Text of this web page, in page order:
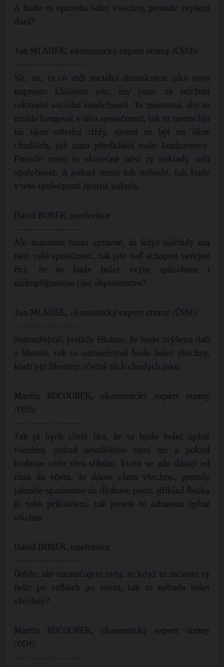
A bude to opravdu bolet všechny, protože zvýšení
daní?
Jan MLÁDEK, ekonomický expert strany /ČSSD/
--------------------
Ne, ne, to co vidí sociální demokracie jako svoji
naprosto klíčovou věc, my jsme za udržení
takzvané sociální soudržnosti. To znamená, aby to
mohlo fungovat v této společnosti, tak to nesmí být
na úkor střední třídy, nesmí to být na úkor
chudších, jak nám předkládá naše konkurence.
Protože musí to skutečně nést ty náklady celá
společnost. A pokud tomu tak nebude, tak bude
v této společnosti špatná nálada.
David BOREK, moderátor
--------------------
Ale rozumím tomu správně, že když náklady má
nést celá společnost, tak jste teď schopen veřejně
říci, že to bude bolet svým způsobem i
nízkopříjmovou část obyvatelstva?
Jan MLÁDEK, ekonomický expert strany /ČSSD/
--------------------
Samozřejmě, jestliže říkáme, že bude zvýšena daň
z lihovin, tak to samozřejmě bude bolet všechny,
kteří pijí lihoviny včetně těch chudých jako.
Martin KOCOUREK, ekonomický expert strany
/ODS/
--------------------
Tak já bych chtěl říci, že to bude bolet úplně
všechny, pokud neuděláme nyní nic a pokud
budeme věřit těm slibům, které se zde dávají od
rána do včera, že dáme všem všechno, protože
jakmile spadneme do dluhové pasti, příklad Řecka
je toho příkladem, tak prostě to odnesou úplně
všichni.
David BOREK, moderátor
--------------------
Dobře, ale naznačujete tedy, že když to začnete vy
řešit po volbách po svém, tak to nebude bolet
všechny?
Martin KOCOUREK, ekonomický expert strany
/ODS/
--------------------